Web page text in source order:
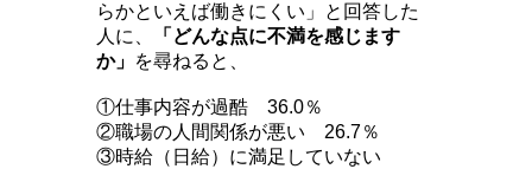
らかといえば働きにくい」と回答した
人に、
「どんな点に不満を感じます
か」 を尋ねると、
①仕事内容が過酷 36.0％
②職場の人間関係が悪い 26.7％
③時給（日給）に満足していない